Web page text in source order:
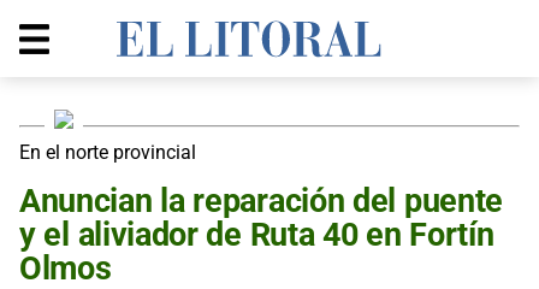
En el norte provincial
Anuncian la reparación del puente
y el aliviador de Ruta 40 en Fortín
Olmos